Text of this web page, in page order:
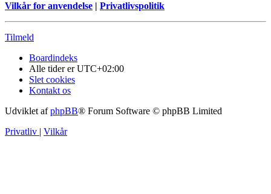
Vilkår for anvendelse | Privatlivspolitik
Tilmeld
Boardindeks
Alle tider erUTC+02:00
Slet cookies
Kontakt os
Udviklet afphpBB® Forum Software © phpBB Limited
Privatliv | Vilkår